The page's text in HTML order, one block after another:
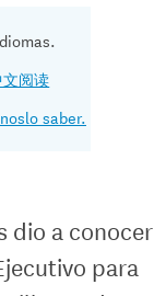
文阅读
saber.
dio a conocer
para